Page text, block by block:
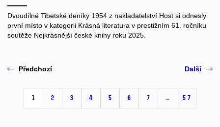
Dvoudílné Tibetské deníky 1954 z nakladatelství Host si odnesly
první místo v kategorii Krásná literatura v prestižním 61. ročníku
soutěže Nejkrásnější české knihy roku 2025.
Předchozí
1 2 3 4 5 6 7 … 57
Další